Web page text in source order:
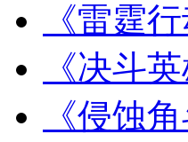
《雷霆
《决斗
《侵蚀